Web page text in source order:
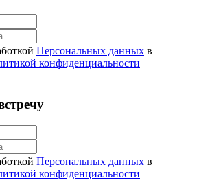
Персональных данных в
конфиденциальности
Персональных данных в
конфиденциальности